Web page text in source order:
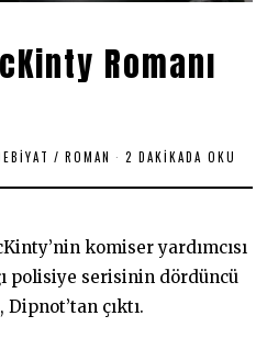
Romanı
/ ROMAN 2 DAKIKADA OKU
komiser yardımcısı
polisiye serisinin dördüncü
çıktı.